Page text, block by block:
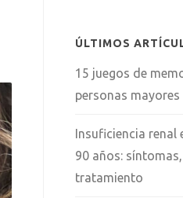
ÚLTIMOS
15 juegos de
personas mayores
Insuficiencia renal
90 años:
tratamiento